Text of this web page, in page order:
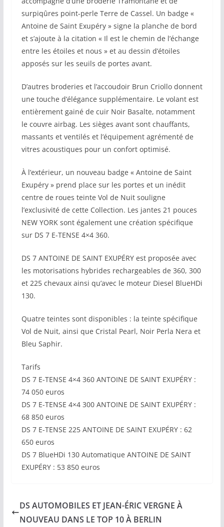
surpiqûres point-perle Terre de Cassel. Un badge «
Antoine de Saint Exupéry » signe la planche de bord
et s’ajoute à la citation « Il est le chemin de l’échange
entre les étoiles et nous » et au dessin d’étoiles
apposés sur les seuils de portes avant.
D’autres broderies et l’accoudoir Brun Criollo donnent
une touche d’élégance supplémentaire. Le volant est
entièrement gainé de cuir Noir Basalte, notamment
le couvre airbag. Les sièges avant sont chauffants,
massants et ventilés et l’équipement agrémenté de
vitres acoustiques pour un confort optimisé.
À l’extérieur, un nouveau badge « Antoine de Saint
Exupéry » prend place sur les portes et un inédit
centre de roues teinte Vol de Nuit souligne
l’exclusivité de cette Collection. Les jantes 21 pouces
NEW YORK sont également une création spécifique
sur DS 7 E-TENSE 4×4 360.
DS 7 ANTOINE DE SAINT EXUPÉRY est proposée avec
les motorisations hybrides rechargeables de 360, 300
et 225 chevaux ainsi qu’avec le moteur Diesel BlueHDi
130.
Quatre teintes sont disponibles : la teinte spécifique
Vol de Nuit, ainsi que Cristal Pearl, Noir Perla Nera et
Bleu Saphir.
Tarifs
DS 7 E-TENSE 4×4 360 ANTOINE DE SAINT EXUPÉRY :
74 050 euros
DS 7 E-TENSE 4×4 300 ANTOINE DE SAINT EXUPÉRY :
68 850 euros
DS 7 E-TENSE 225 ANTOINE DE SAINT EXUPÉRY : 62
650 euros
DS 7 BlueHDi 130 Automatique ANTOINE DE SAINT
EXUPÉRY : 53 850 euros
DS AUTOMOBILES ET JEAN-ÉRIC VERGNE À
NOUVEAU DANS LE TOP 10 À BERLIN